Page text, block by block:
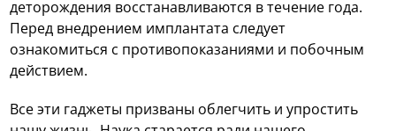
деторождения восстанавливаются в течение года.
Перед внедрением имплантата следует
ознакомиться с противопоказаниями и побочным
действием.
Все эти гаджеты призваны облегчить и упростить